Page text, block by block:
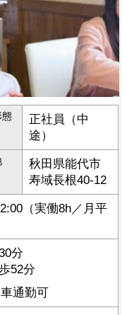
態
正社員（中
途）
秋田県能代市
寿域長根40-12
（実働8h／月平
分
52分
通勤可